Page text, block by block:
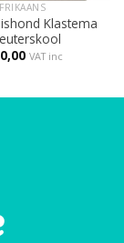
Klastema
VAT inc